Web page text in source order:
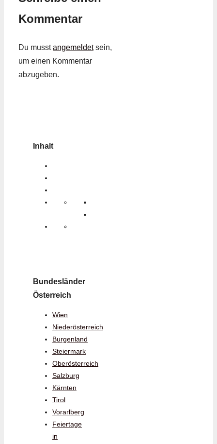
Kommentar
Du musstangemeldetsein,
um einen Kommentar
abzugeben.
Inhalt
Bundesländer
Österreich
Wien
Niederösterreich
Burgenland
Steiermark
Oberösterreich
Salzburg
Kärnten
Tirol
Vorarlberg
Feiertage
in